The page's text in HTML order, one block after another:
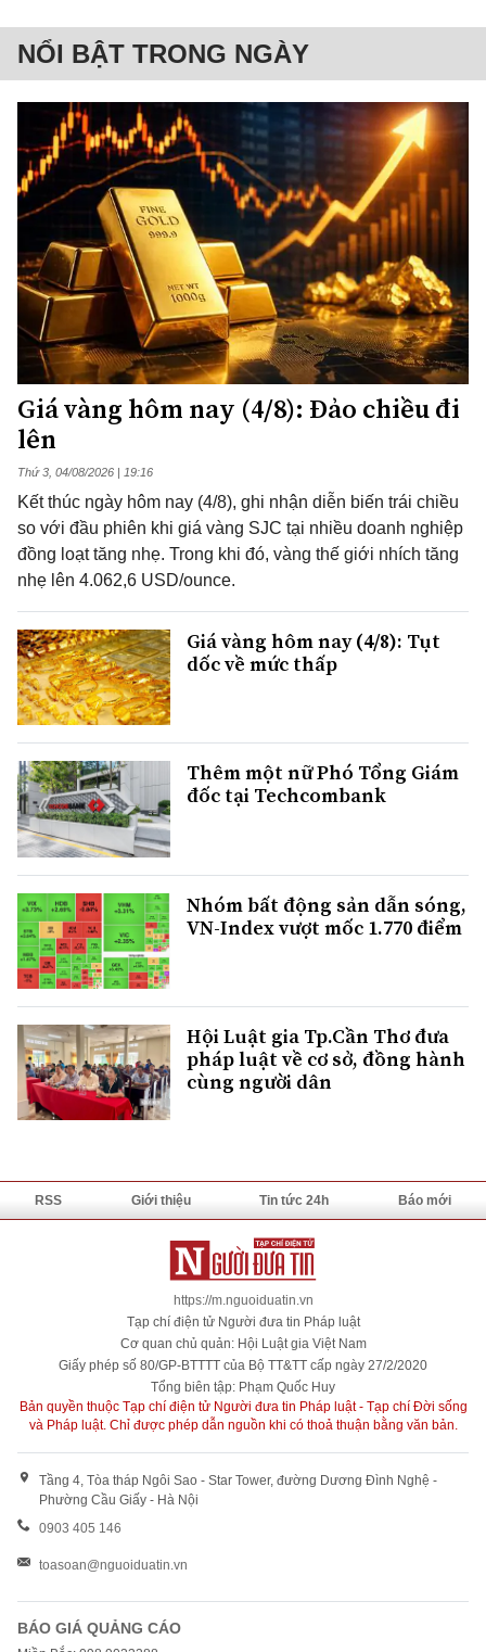
NỔI BẬT TRONG NGÀY
Giá vàng hôm nay (4/8): Đảo chiều đi
lên
Thứ 3, 04/08/2026 | 19:16
Kết thúc ngày hôm nay (4/8), ghi nhận diễn biến trái chiều
so với đầu phiên khi giá vàng SJC tại nhiều doanh nghiệp
đồng loạt tăng nhẹ. Trong khi đó, vàng thế giới nhích tăng
nhẹ lên 4.062,6 USD/ounce.
Giá vàng hôm nay (4/8): Tụt
dốc về mức thấp
Thêm một nữ Phó Tổng Giám
đốc tại Techcombank
Nhóm bất động sản dẫn sóng,
VN-Index vượt mốc 1.770 điểm
Hội Luật gia Tp.Cần Thơ đưa
pháp luật về cơ sở, đồng hành
cùng người dân
RSS Giới thiệu Tin tức 24h Báo mới
https://m.nguoiduatin.vn
Tạp chí điện tử Người đưa tin Pháp luật
Cơ quan chủ quản: Hội Luật gia Việt Nam
Giấy phép số 80/GP-BTTTT của Bộ TT&TT cấp ngày 27/2/2020
Tổng biên tập: Phạm Quốc Huy
Bản quyền thuộc Tạp chí điện tử Người đưa tin Pháp luật - Tạp chí Đời sống
và Pháp luật. Chỉ được phép dẫn nguồn khi có thoả thuận bằng văn bản.
Tầng 4, Tòa tháp Ngôi Sao - Star Tower, đường Dương Đình Nghệ -
Phường Cầu Giấy - Hà Nội
0903 405 146
toasoan@nguoiduatin.vn
BÁO GIÁ QUẢNG CÁO